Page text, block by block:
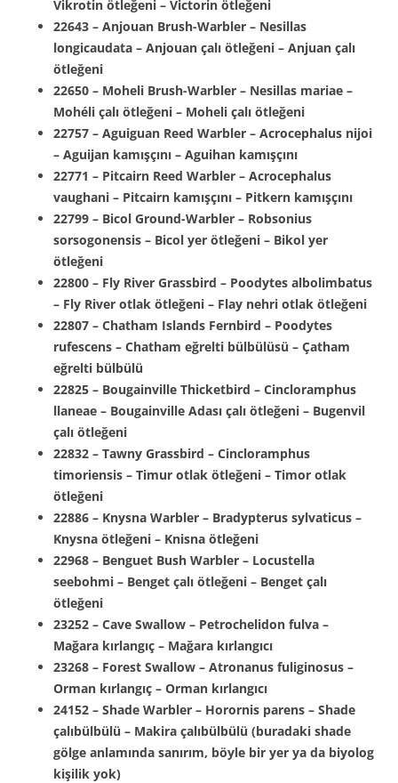
Vikrotin ötleğeni – Victorin ötleğeni
22643 – Anjouan Brush-Warbler – Nesillas
longicaudata – Anjouan çalı ötleğeni – Anjuan çalı
ötleğeni
22650 – Moheli Brush-Warbler – Nesillas mariae –
Mohéli çalı ötleğeni – Moheli çalı ötleğeni
22757 – Aguiguan Reed Warbler – Acrocephalus nijoi
– Aguijan kamışçını – Aguihan kamışçını
22771 – Pitcairn Reed Warbler – Acrocephalus
vaughani – Pitcairn kamışçını – Pitkern kamışçını
22799 – Bicol Ground-Warbler – Robsonius
sorsogonensis – Bicol yer ötleğeni – Bikol yer
ötleğeni
22800 – Fly River Grassbird – Poodytes albolimbatus
– Fly River otlak ötleğeni – Flay nehri otlak ötleğeni
22807 – Chatham Islands Fernbird – Poodytes
rufescens – Chatham eğrelti bülbülüsü – Çatham
eğrelti bülbülü
22825 – Bougainville Thicketbird – Cincloramphus
llaneae – Bougainville Adası çalı ötleğeni – Bugenvil
çalı ötleğeni
22832 – Tawny Grassbird – Cincloramphus
timoriensis – Timur otlak ötleğeni – Timor otlak
ötleğeni
22886 – Knysna Warbler – Bradypterus sylvaticus –
Knysna ötleğeni – Knisna ötleğeni
22968 – Benguet Bush Warbler – Locustella
seebohmi – Benget çalı ötleğeni – Benget çalı
ötleğeni
23252 – Cave Swallow – Petrochelidon fulva –
Mağara kırlangıç – Mağara kırlangıcı
23268 – Forest Swallow – Atronanus fuliginosus –
Orman kırlangıç – Orman kırlangıcı
24152 – Shade Warbler – Horornis parens – Shade
çalıbülbülü – Makira çalıbülbülü (buradaki shade
gölge anlamında sanırım, böyle bir yer ya da biyolog
kişilik yok)